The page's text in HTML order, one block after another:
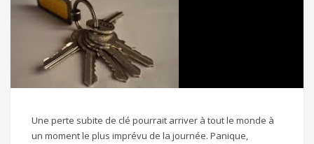
Une perte subite de clé pourrait arriver à tout le monde à
un moment le plus imprévu de la journée. Panique,